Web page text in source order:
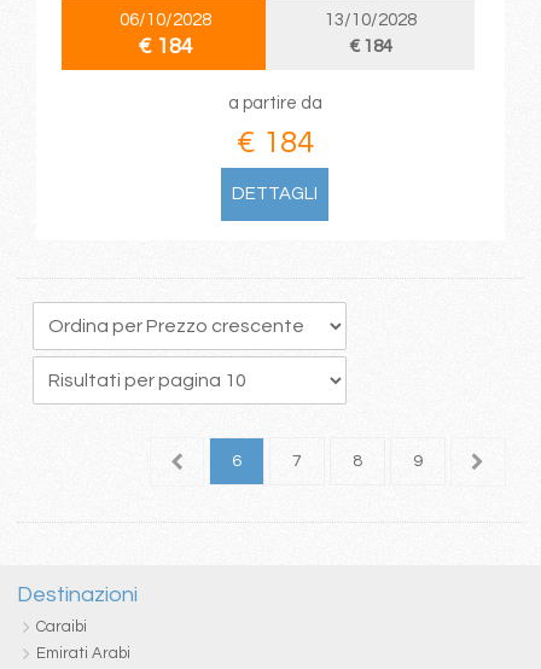
06/10/2028
€ 184
13/10/2028
€ 184
a partire da
€ 184
DETTAGLI
5 6 7 8 9 10
Destinazioni
Caraibi
Emirati Arabi